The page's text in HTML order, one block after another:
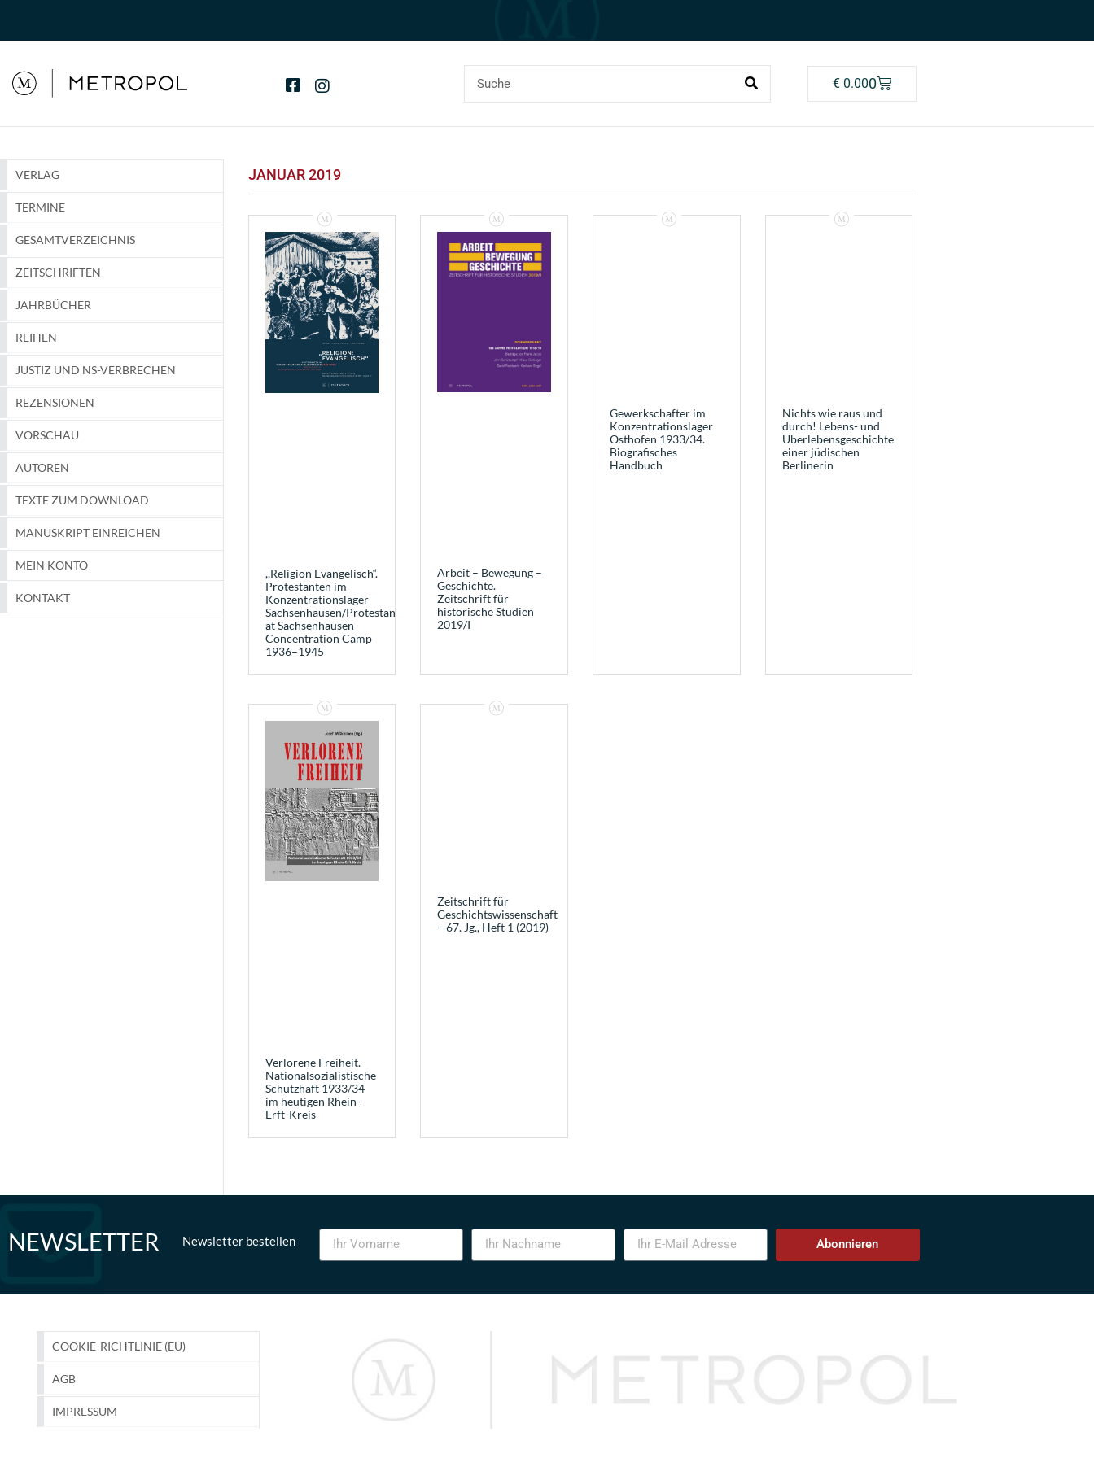
€0.000
VERLAG
TERMINE
GESAMTVERZEICHNIS
ZEITSCHRIFTEN
JAHRBÜCHER
REIHEN
JUSTIZ UND NS-VERBRECHEN
REZENSIONEN
VORSCHAU
AUTOREN
TEXTE ZUM DOWNLOAD
MANUSKRIPT EINREICHEN
MEIN KONTO
KONTAKT
JANUAR 2019
,,Religion Evangelisch“.
Protestanten im
Konzentrationslager
Sachsenhausen/Protestants
at Sachsenhausen
Concentration Camp
1936–1945
Arbeit – Bewegung –
Geschichte.
Zeitschrift für
historische Studien
2019/I
Gewerkschafter im
Konzentrationslager
Osthofen 1933/34.
Biografisches
Handbuch
Nichts wie raus und
durch! Lebens- und
Überlebensgeschichte
einer jüdischen
Berlinerin
Verlorene Freiheit.
Nationalsozialistische
Schutzhaft 1933/34
im heutigen Rhein-
Erft-Kreis
Zeitschrift für
Geschichtswissenschaft
– 67. Jg., Heft 1 (2019)
NEWSLETTER Newsletter bestellen Abonnieren
COOKIE-RICHTLINIE (EU)
AGB
IMPRESSUM